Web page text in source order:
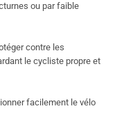
ou par faible
contre les
le cycliste propre et
facilement le vélo